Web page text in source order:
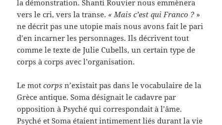
la démonstration. Shanti Rouvier nous emmènera
vers le cri, vers la transe. « Mais c’est qui Franco ? »
ne décrit pas une utopie mais nous avons fait le pari
d’en incarner les personnages. Ils décrivent tout
comme le texte de Julie Cubells, un certain type de
corps à corps avec l’organisation.
Le motcorps n’existait pas dans le vocabulaire de la
Grèce antique. Soma désignait le cadavre par
opposition à Psyché qui correspondait à l’âme.
Psyché et Soma étaient intimement liés durant la vie